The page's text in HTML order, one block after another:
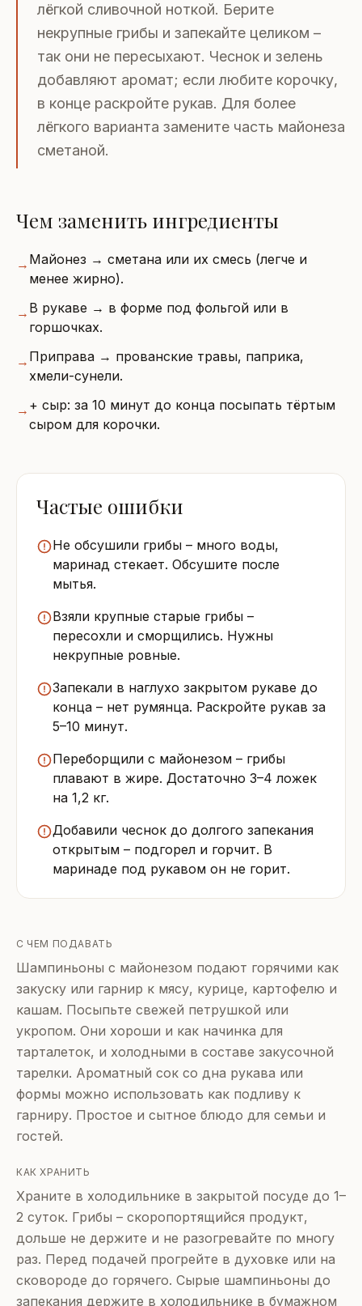
лёгкой сливочной ноткой. Берите
некрупные грибы и запекайте целиком –
так они не пересыхают. Чеснок и зелень
добавляют аромат; если любите корочку,
в конце раскройте рукав. Для более
лёгкого варианта замените часть майонеза
сметаной.
Чем заменить ингредиенты
→ Майонез → сметана или их смесь (легче и
менее жирно).
→ В рукаве → в форме под фольгой или в
горшочках.
→ Приправа → прованские травы, паприка,
хмели-сунели.
→ + сыр: за 10 минут до конца посыпать тёртым
сыром для корочки.
Частые ошибки
Не обсушили грибы – много воды,
маринад стекает. Обсушите после
мытья.
Взяли крупные старые грибы –
пересохли и сморщились. Нужны
некрупные ровные.
Запекали в наглухо закрытом рукаве до
конца – нет румянца. Раскройте рукав за
5–10 минут.
Переборщили с майонезом – грибы
плавают в жире. Достаточно 3–4 ложек
на 1,2 кг.
Добавили чеснок до долгого запекания
открытым – подгорел и горчит. В
маринаде под рукавом он не горит.
С ЧЕМ ПОДАВАТЬ
Шампиньоны с майонезом подают горячими как
закуску или гарнир к мясу, курице, картофелю и
кашам. Посыпьте свежей петрушкой или
укропом. Они хороши и как начинка для
тарталеток, и холодными в составе закусочной
тарелки. Ароматный сок со дна рукава или
формы можно использовать как подливу к
гарниру. Простое и сытное блюдо для семьи и
гостей.
КАК ХРАНИТЬ
Храните в холодильнике в закрытой посуде до 1–
2 суток. Грибы – скоропортящийся продукт,
дольше не держите и не разогревайте по многу
раз. Перед подачей прогрейте в духовке или на
сковороде до горячего. Сырые шампиньоны до
запекания держите в холодильнике в бумажном